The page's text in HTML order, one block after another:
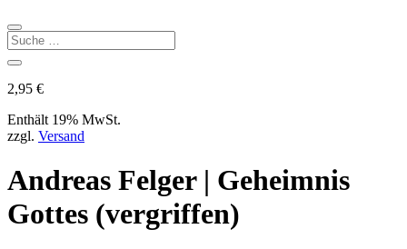
2,95 €
Enthält 19% MwSt.
zzgl. Versand
Andreas Felger | Geheimnis
Gottes (vergriffen)